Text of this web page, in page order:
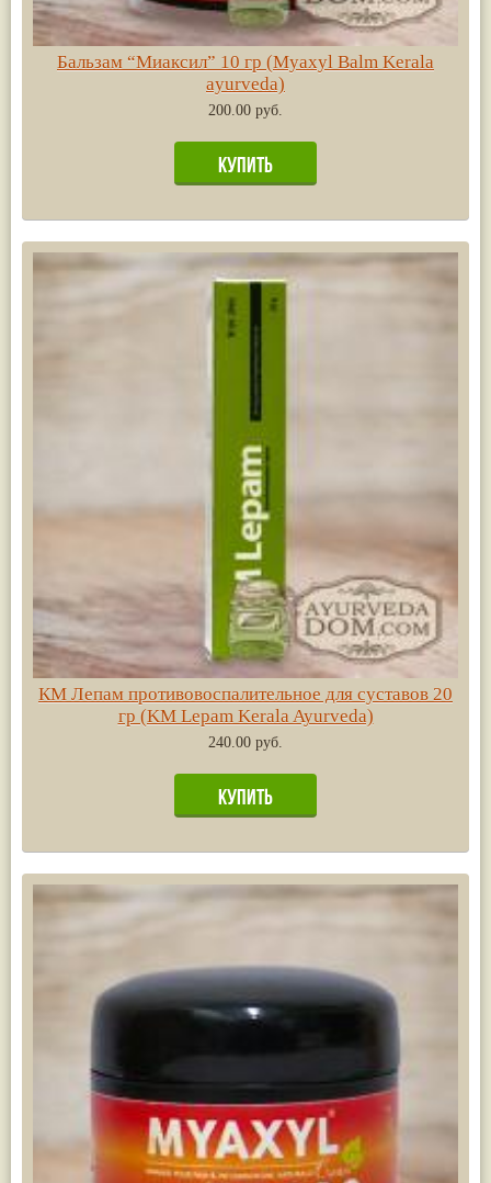
Бальзам “Миаксил” 10 гр (Myaxyl Balm Kerala
ayurveda)
200.00 руб.
КМ Лепам противовоспалительное для суставов 20
гр (KM Lepam Kerala Ayurveda)
240.00 руб.